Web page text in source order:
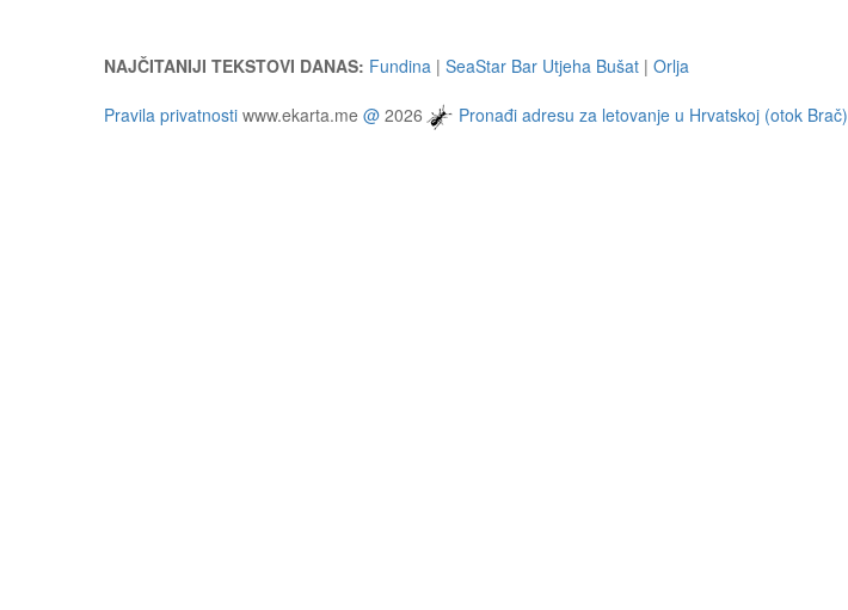
NAJČITANIJI TEKSTOVI DANAS: Fundina | SeaStar Bar Utjeha Bušat | Orlja
Pravila privatnosti www.ekarta.me @ 2026 Pronađi adresu za letovanje u Hrvatskoj (otok Brač)